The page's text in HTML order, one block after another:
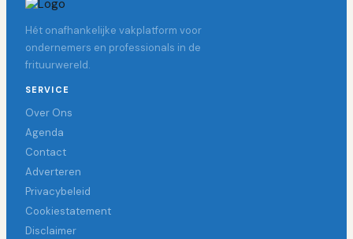
Hét onafhankelijke vakplatform voor
ondernemers en professionals in de
frituurwereld.
SERVICE
Over Ons
Agenda
Contact
Adverteren
Privacybeleid
Cookiestatement
Disclaimer